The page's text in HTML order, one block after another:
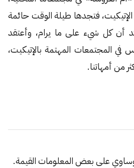
فتجدها طيلة الوقت حائمة
أن كل شيء على ما يرام، وأعتقد
في المجتمعات المهتمة بالإتيكيت،
من أمهاتنا.
على بعض المعلومات القيمة.